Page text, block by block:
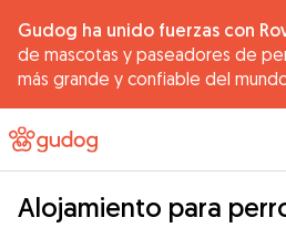
Gudog ha unido fuerzas con
de mascotas y paseadores de
más grande y confiable del
Alojamiento para